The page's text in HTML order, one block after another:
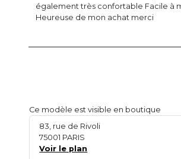
également très confortable Facile à
Heureuse de mon achat merci
Ce modèle est visible en boutique
83, rue de Rivoli
75001 PARIS
Voir le plan